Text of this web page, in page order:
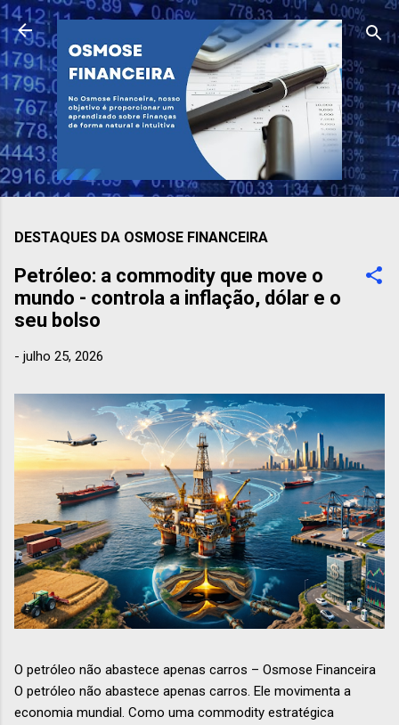
Pular para o conteúdo principal
DESTAQUES DA OSMOSE FINANCEIRA
Petróleo: a commodity que move o
mundo - controla a inflação, dólar e o
seu bolso
- julho 25, 2026
O petróleo não abastece apenas carros – Osmose Financeira
O petróleo não abastece apenas carros. Ele movimenta a
economia mundial. Como uma commodity estratégica